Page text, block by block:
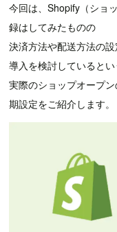
今回は、Shopify（ショ
録はしてみたものの
決済方法や配送方法の
導入を検討しているとい
実際のショップオープ
期設定をご紹介します。